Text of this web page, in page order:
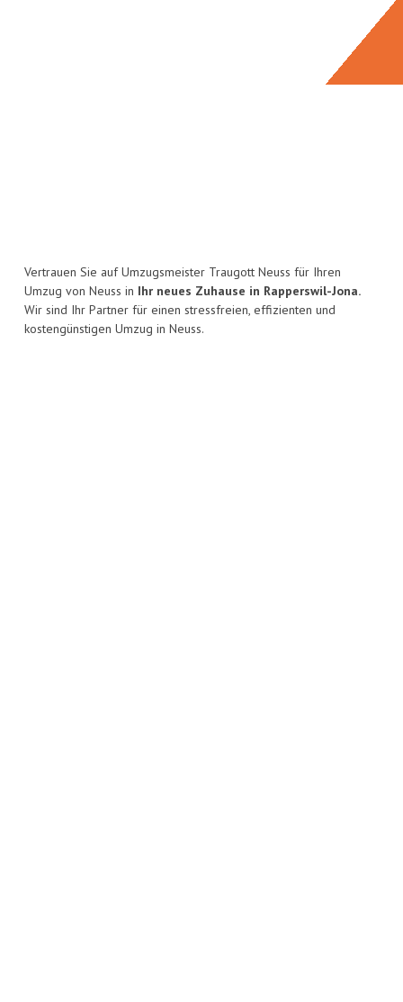
Vertrauen Sie auf Umzugsmeister Traugott Neuss für Ihren
Umzug von Neuss in Ihr neues Zuhause in Rapperswil-Jona.
Wir sind Ihr Partner für einen stressfreien, effizienten und
kostengünstigen Umzug in Neuss.